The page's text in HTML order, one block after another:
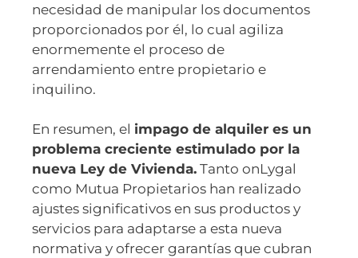
necesidad de manipular los documentos
proporcionados por él, lo cual agiliza
enormemente el proceso de
arrendamiento entre propietario e
inquilino.
En resumen, el impago de alquiler es un
problema creciente estimulado por la
nueva Ley de Vivienda. Tanto onLygal
como Mutua Propietarios han realizado
ajustes significativos en sus productos y
servicios para adaptarse a esta nueva
normativa y ofrecer garantías que cubran